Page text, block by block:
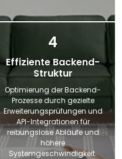
4
Effiziente Backend-
Struktur
Optimierung der Backend-
Prozesse durch gezielte
Erweiterungsprüfungen und
API-Integrationen für
reibungslose Abläufe und
höhere
Systemgeschwindigkeit.